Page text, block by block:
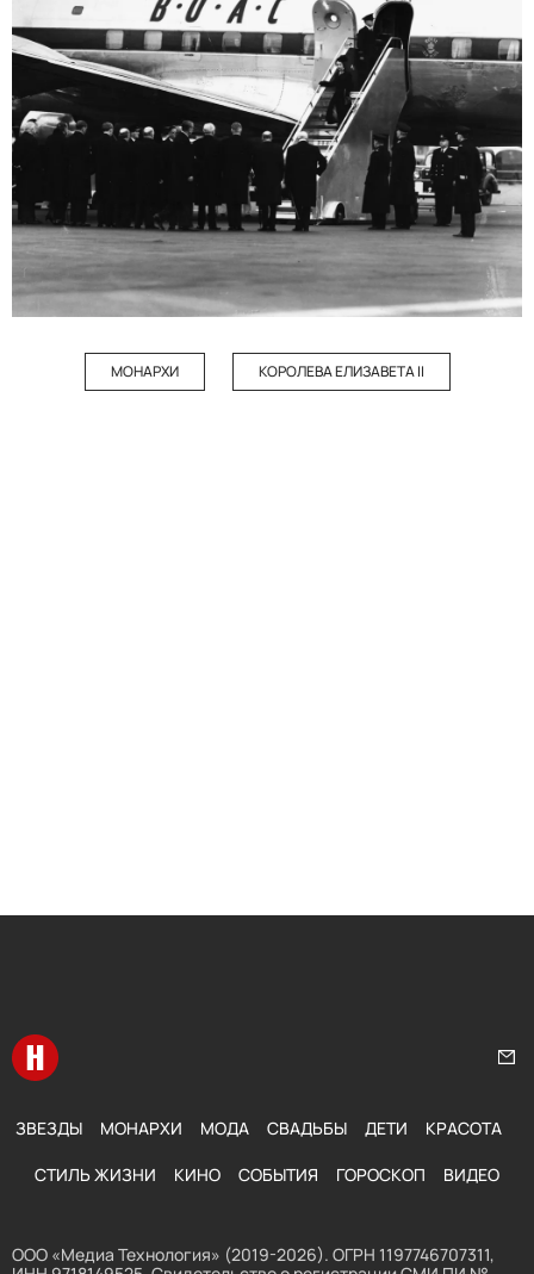
МОНАРХИ КОРОЛЕВА ЕЛИЗАВЕТА II
Перейти на главную
ЗВЕЗДЫ МОНАРХИ МОДА СВАДЬБЫ ДЕТИ КРАСОТА
СТИЛЬ ЖИЗНИ КИНО СОБЫТИЯ ГОРОСКОП ВИДЕО
ООО «Медиа Технология» (2019-2026). ОГРН 1197746707311,